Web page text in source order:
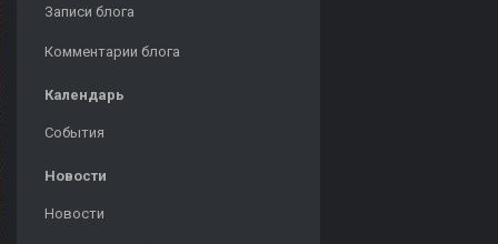
Записи блога
Комментарии блога
Календарь
События
Новости
Новости